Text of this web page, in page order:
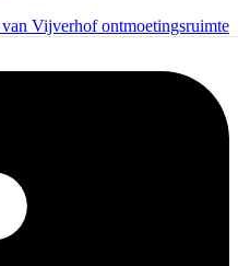
Vijverhof ontmoetingsruimte